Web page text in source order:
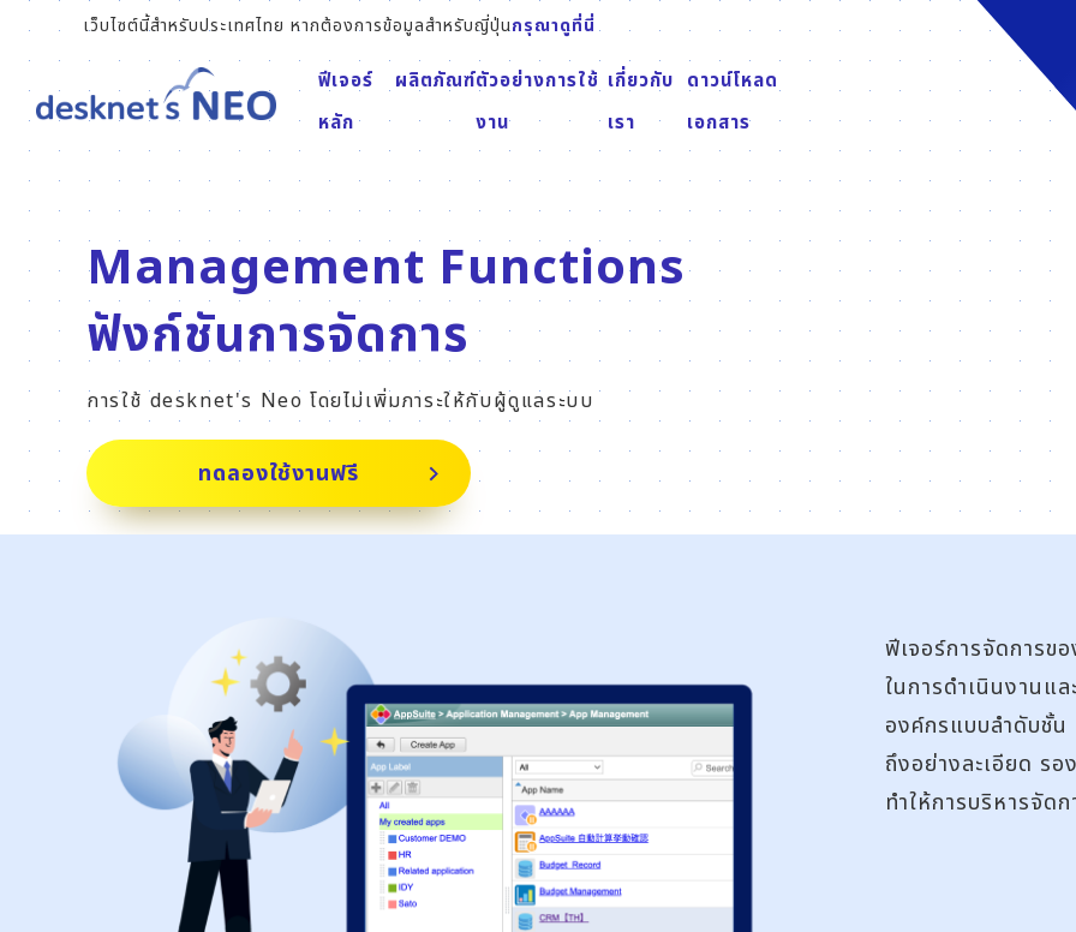
เว็บไซต์นี้สำหรับประเทศไทย หากต้องการข้อมูลสำหรับญี่ปุ่นกรุณาดูที่นี่
ฟีเจอร์
หลัก
ผลิตภัณฑ์ตัวอย่างการใช้
งาน
เกี่ยวกับ
เรา
ดาวน์โหลด
เอกสาร
Management Functions
ฟังก์ชันการจัดการ
การใช้ desknet's Neo โดยไม่เพิ่มภาระให้กับผู้ดูแลระบบ
ทดลองใช้งานฟรี
ฟีเจอร์การจัดการข
ในการดำเนินงานแ
องค์กรแบบลำดับชั้น
ถึงอย่างละเอียด ร
ทำให้การบริหารจัด